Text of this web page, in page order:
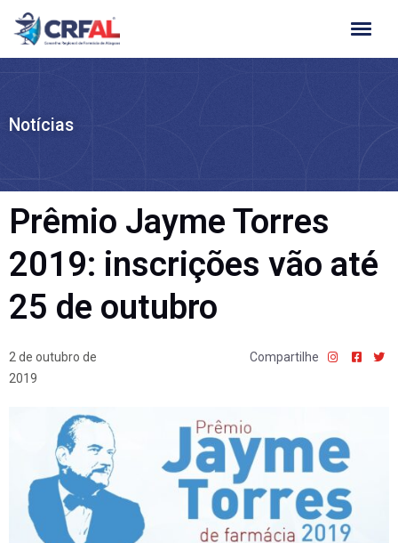
Ir
para
Notícias
Prêmio Jayme Torres
2019: inscrições vão até
25 de outubro
2 de outubro de
2019
Compartilhe